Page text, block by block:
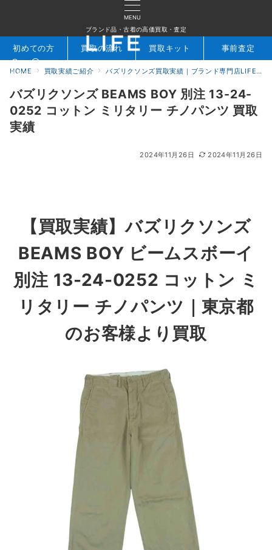
MENU
ブランド品・古着の高価買取・査定
検索 お問合せ
初めての方 買取の流れ 買取キット 事前査定
HOME 買取実績ご紹介 バズリクソンズ買取実績｜ブランド専門店LIFE
バズリクソンズ BEAMS BOY 別注 13-24-
0252 コットン ミリタリー チノパンツ 買取
実績
2024年11月26日 2024年11月26日
【買取実績】バズリクソンズ
BEAMS BOY ビームスボーイ
別注 13-24-0252 コットン ミ
リタリー チノパンツ ｜東京都
のお客様より買取